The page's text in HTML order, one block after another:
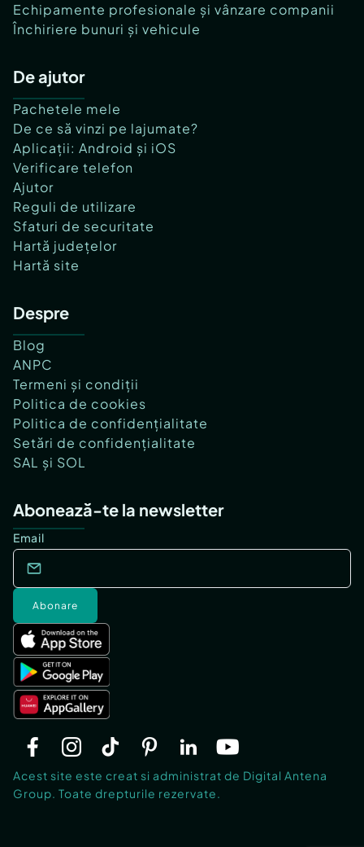
Echipamente profesionale și vânzare companii
Închiriere bunuri și vehicule
De ajutor
Pachetele mele
De ce să vinzi pe lajumate?
Aplicații: Android și iOS
Verificare telefon
Ajutor
Reguli de utilizare
Sfaturi de securitate
Hartă județelor
Hartă site
Despre
Blog
ANPC
Termeni și condiții
Politica de cookies
Politica de confidențialitate
Setări de confidențialitate
SAL și SOL
Abonează-te la newsletter
Email
Abonare
Acest site este creat si administrat de Digital Antena
Group. Toate drepturile rezervate.